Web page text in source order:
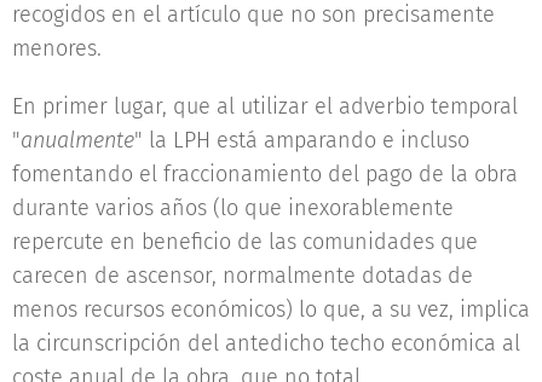
recogidos en el artículo que no son precisamente
menores.
En primer lugar, que al utilizar el adverbio temporal
"anualmente" la LPH está amparando e incluso
fomentando el fraccionamiento del pago de la obra
durante varios años (lo que inexorablemente
repercute en beneficio de las comunidades que
carecen de ascensor, normalmente dotadas de
menos recursos económicos) lo que, a su vez, implica
la circunscripción del antedicho techo económica al